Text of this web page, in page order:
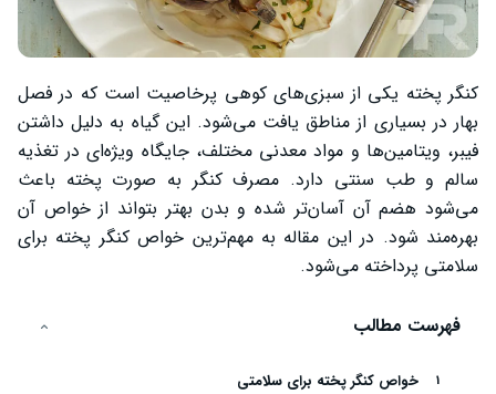
کنگر پخته یکی از سبزی‌های کوهی پرخاصیت است که در فصل
بهار در بسیاری از مناطق یافت می‌شود. این گیاه به دلیل داشتن
فیبر، ویتامین‌ها و مواد معدنی مختلف، جایگاه ویژه‌ای در تغذیه
سالم و طب سنتی دارد. مصرف کنگر به صورت پخته باعث
می‌شود هضم آن آسان‌تر شده و بدن بهتر بتواند از خواص آن
بهره‌مند شود. در این مقاله به مهم‌ترین خواص کنگر پخته برای
سلامتی پرداخته می‌شود.
فهرست مطالب
خواص کنگر پخته برای سلامتی